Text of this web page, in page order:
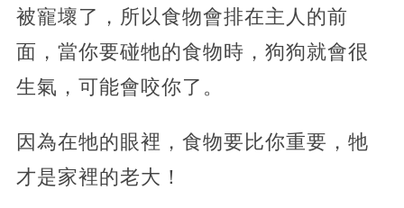
被寵壞了，所以食物會排在主人的前
面，當你要碰牠的食物時，狗狗就會很
生氣，可能會咬你了。
因為在牠的眼裡，食物要比你重要，牠
才是家裡的老大！